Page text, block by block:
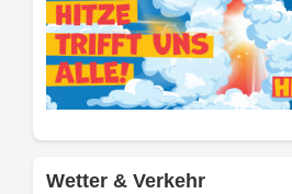
Wetter & Verkehr